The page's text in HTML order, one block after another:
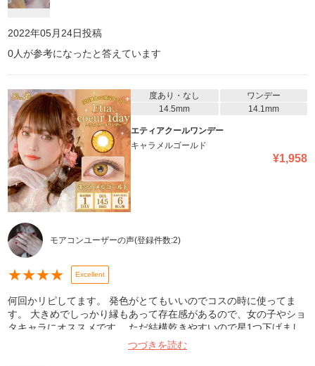
2022年05月24日投稿
0人が参考になったと答えています
度あり・なし
ワンデー
14.5mm
14.1mm
エティアクールワンデー
キャラメルゴールド
¥1,958
モアコンユーザーの声(登録件数:2)
★★★★ Excellent
何回かリピしてます。 発色がとてもいいのでコスの時に使ってま
す。 大きめでしっかり縁もあって存在感があるので、女の子やショ
タキャラにオススメです。 ただ結構乾きやすいので星1つ下げまし
つづきを読む